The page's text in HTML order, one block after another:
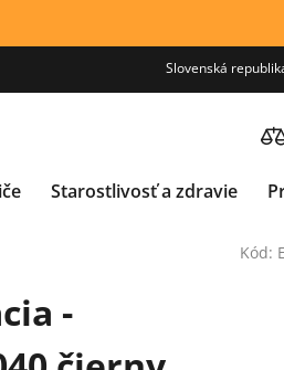
Slovenská
Starostlivosť a zdravie
Kód:
-